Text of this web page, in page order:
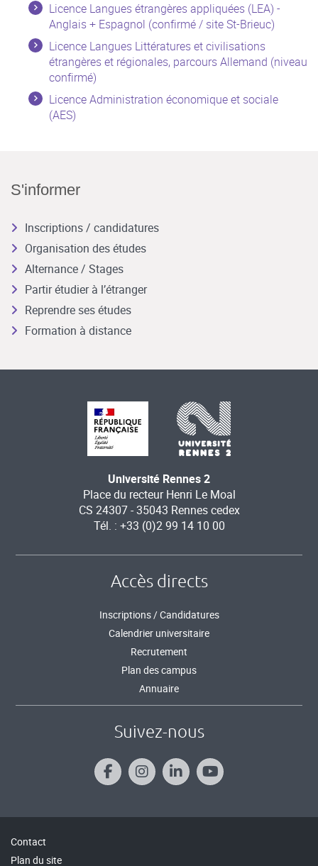
Licence Langues étrangères appliquées (LEA) -
Anglais + Espagnol (confirmé / site St-Brieuc)
Licence Langues Littératures et civilisations
étrangères et régionales, parcours Allemand (niveau
confirmé)
Licence Administration économique et sociale
(AES)
S'informer
Inscriptions / candidatures
Organisation des études
Alternance / Stages
Partir étudier à l’étranger
Reprendre ses études
Formation à distance
Université Rennes 2
Place du recteur Henri Le Moal
CS 24307 - 35043 Rennes cedex
Tél. : +33 (0)2 99 14 10 00
Accès directs
Inscriptions / Candidatures
Calendrier universitaire
Recrutement
Plan des campus
Annuaire
Suivez-nous
Contact
Plan du site